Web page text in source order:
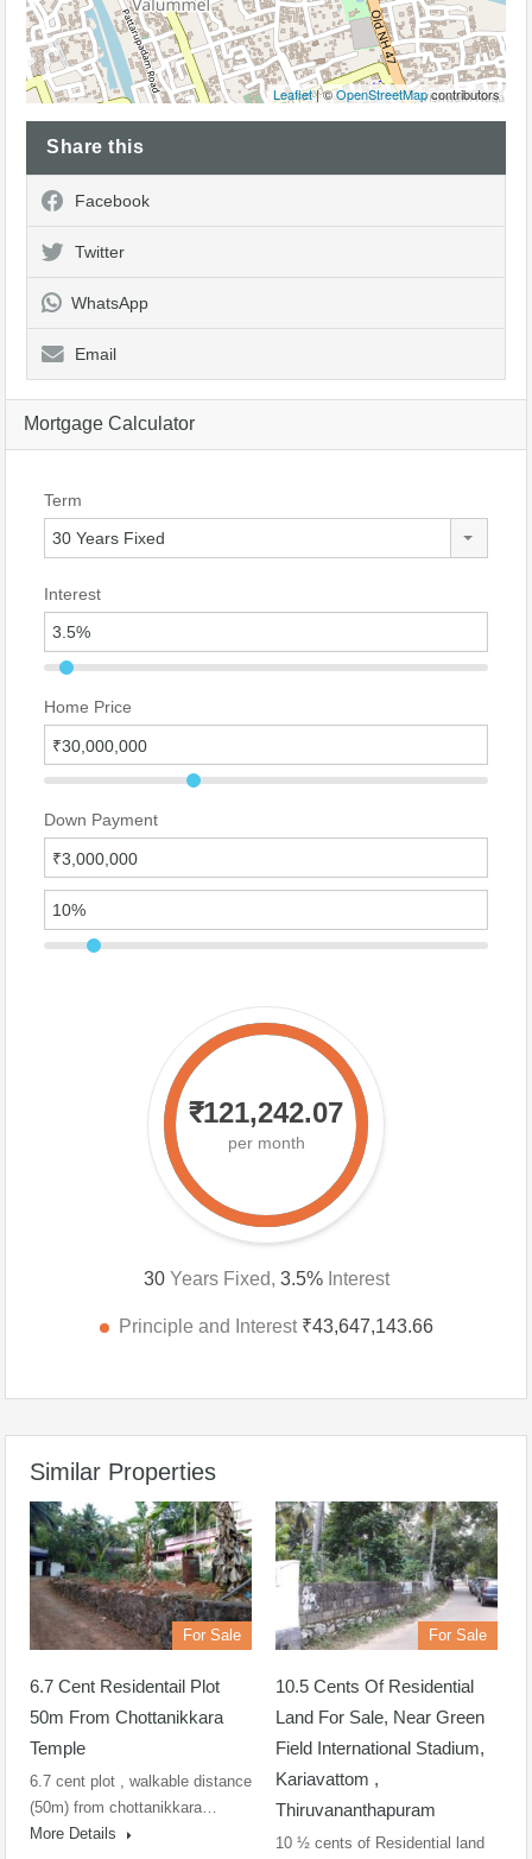
Leaflet| ©OpenStreetMapcontributors
Share this
Facebook
Twitter
WhatsApp
Email
Mortgage Calculator
Term
30 Years Fixed
Interest
Home Price
Down Payment
₹121,242.07
per month
30Years Fixed, 3.5%Interest
Principle and Interest ₹43,647,143.66
Similar Properties
For Sale
6.7 Cent Residentail Plot
50m From Chottanikkara
Temple
6.7 cent plot , walkable distance
(50m) from chottanikkara…
More Details
For Sale
10.5 Cents Of Residential
Land For Sale, Near Green
Field International Stadium,
Kariavattom ,
Thiruvananthapuram
10 ½ cents of Residential land